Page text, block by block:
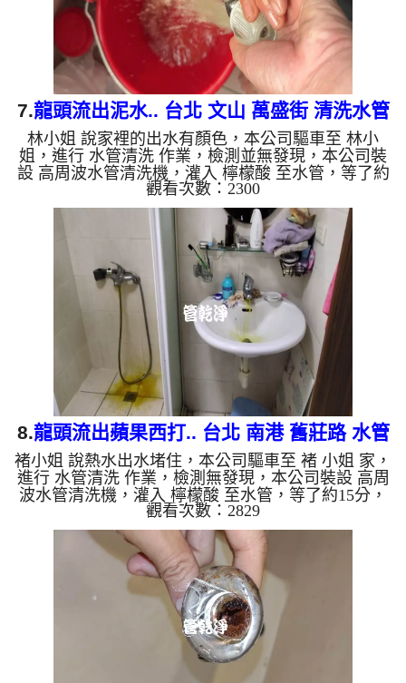
7.龍頭流出泥水.. 台北 文山 萬盛街 清洗水管
林小姐 說家裡的出水有顏色，本公司驅車至 林小
姐，進行 水管清洗 作業，檢測並無發現，本公司裝
設 高周波水管清洗機，灌入 檸檬酸 至水管，等了約
15分，開啟 水管清洗機 ，啟動 螺旋波 模式，一開始
就流出宗色髒水，源源不絕，兩個多小時後，出水變
乾淨熱水出水量變大了。 如是自來水，如水管老
化，會產生鐵鏽跟泥沙堆積，洗出來的水就會是咖啡
色，地下水含有氧化錳，管壁上會結成黑色管垢，洗
出來的水會跟石油一樣黑，有些洗出綠色的水，是因
為裡面有銅的物質，生鏽產生銅綠，如是藍色的水，
是因為水龍頭合金的養化...
觀看次數：2300
8.龍頭流出蘋果西打.. 台北 南港 舊莊路 水管
清洗
褚小姐 說熱水出水堵住，本公司驅車至 褚 小姐 家，
進行 水管清洗 作業，檢測無發現，本公司裝設 高周
波水管清洗機，灌入 檸檬酸 至水管，等了約15分，
開啟 水管清洗機 ，啟動 螺旋波 模式，一開始就噴出
鐵鏽水，越洗越髒，突然管路堵住，忽然噴出黃色髒
水，就像是蘋果西打，兩個多小時後，熱水出水量恢
復了。 如是自來水，如水管老化，會產生鐵鏽跟泥
沙堆積，洗出來的水就會是咖啡色，地下水含有氧化
錳，管壁上會結成黑色管垢，洗出來的水會跟石油一
樣黑，有些洗出綠色的水，是因為裡面有銅的物質，
生鏽產生銅綠，...
觀看次數：2829